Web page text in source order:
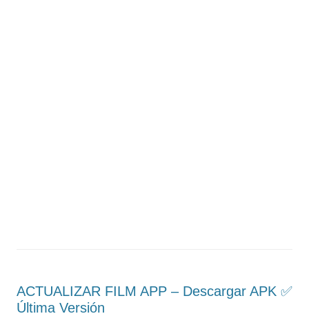
ACTUALIZAR FILM APP – Descargar APK ✅️
Última Versión